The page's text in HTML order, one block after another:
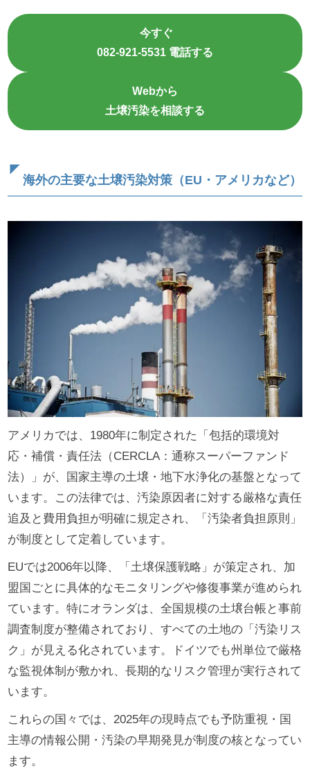
今すぐ
082-921-5531 電話する
Webから
土壌汚染を相談する
海外の主要な土壌汚染対策（EU・アメリカなど）
アメリカでは、1980年に制定された「包括的環境対
応・補償・責任法（CERCLA：通称スーパーファンド
法）」が、国家主導の土壌・地下水浄化の基盤となって
います。この法律では、汚染原因者に対する厳格な責任
追及と費用負担が明確に規定され、「汚染者負担原則」
が制度として定着しています。
EUでは2006年以降、「土壌保護戦略」が策定され、加
盟国ごとに具体的なモニタリングや修復事業が進められ
ています。特にオランダは、全国規模の土壌台帳と事前
調査制度が整備されており、すべての土地の「汚染リス
ク」が見える化されています。ドイツでも州単位で厳格
な監視体制が敷かれ、長期的なリスク管理が実行されて
います。
これらの国々では、2025年の現時点でも予防重視・国
主導の情報公開・汚染の早期発見が制度の核となってい
ます。